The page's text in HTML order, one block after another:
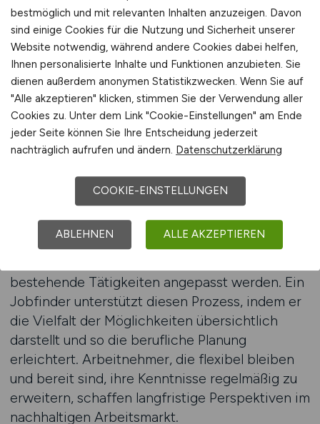
fundierten Entscheidungen. Arbeitgeber
veröffentlichen ihre Stellenanzeigen auf
spezialisierten Portalen, sodass Arbeitnehmer
frühzeitig erkennen können, welche
grundlegenden Tätigkeiten derzeit nachgefragt
sind.
Für Arbeitnehmer in grundlegenden
offen für neue Themen zu bleiben und die
eigenen Fähigkeiten kontinuierlich
weiterzuentwickeln. Ökologische
Fragestellungen verändern sich dynamisch,
bestehende Tätigkeiten angepasst werden. Ein
Jobfinder unterstützt diesen Prozess, indem er
die Vielfalt der Möglichkeiten übersichtlich
darstellt und so die berufliche Planung
erleichtert. Arbeitnehmer, die flexibel bleiben
und bereit sind, ihre Kenntnisse regelmäßig zu
erweitern, schaffen langfristige Perspektiven im
nachhaltigen Arbeitsmarkt.
bestmöglich und mit relevanten Inhalten anzuzeigen. Davon
sind einige Cookies für die Nutzung und Sicherheit unserer
Website notwendig, während andere Cookies dabei helfen,
Ihnen personalisierte Inhalte und Funktionen anzubieten. Sie
dienen außerdem anonymen Statistikzwecken. Wenn Sie auf
"Alle akzeptieren" klicken, stimmen Sie der Verwendung aller
Cookies zu. Unter dem Link "Cookie-Einstellungen" am Ende
jeder Seite können Sie Ihre Entscheidung jederzeit
nachträglich aufrufen und ändern. Datenschutzerklärung
COOKIE-EINSTELLUNGEN
ABLEHNEN ALLE AKZEPTIEREN